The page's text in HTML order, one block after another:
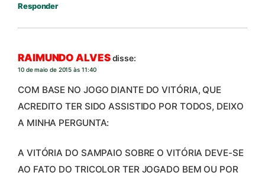
Responder
RAIMUNDO ALVESdisse:
10 de maio de 2015 às 11:40
COM BASE NO JOGO DIANTE DO VITÓRIA, QUE
ACREDITO TER SIDO ASSISTIDO POR TODOS, DEIXO
A MINHA PERGUNTA:
A VITÓRIA DO SAMPAIO SOBRE O VITÓRIA DEVE-SE
AO FATO DO TRICOLOR TER JOGADO BEM OU POR